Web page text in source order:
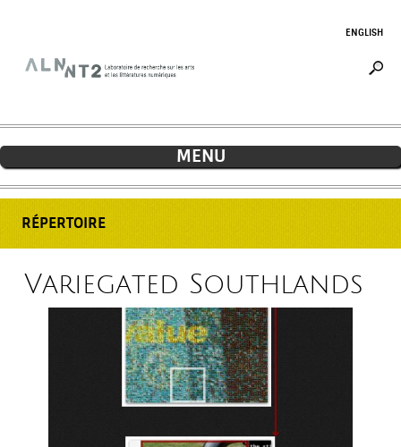
ENGLISH
RÉPERTOIRE
Variegated Southlands
MENU